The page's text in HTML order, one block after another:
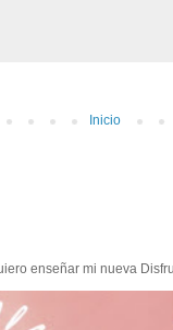
Inicio
enseñar mi nueva